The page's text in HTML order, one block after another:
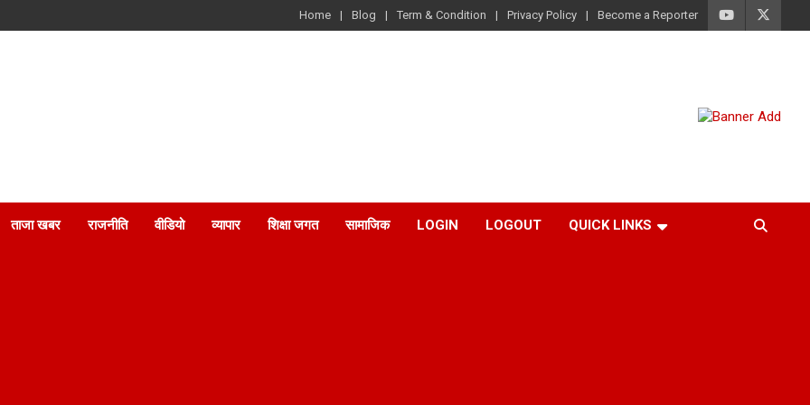
Home Blog Term & Condition Privacy Policy Become a Reporter
ताजा खबर राजनीति वीडियो व्यापार शिक्षा जगत सामाजिक LOGIN LOGOUT QUICK LINKS